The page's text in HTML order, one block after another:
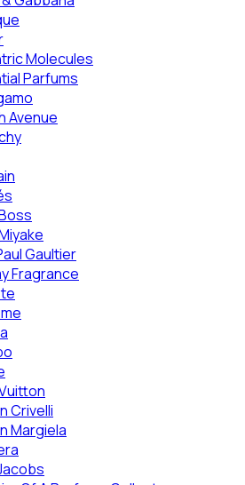
Molecules
Parfums
Avenue
Gaultier
Fragrance
Crivelli
Margiela